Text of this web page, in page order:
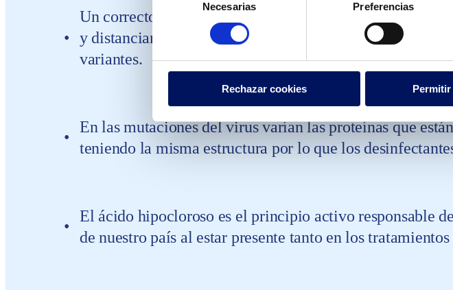
consentimiento
Necesarias Preferencias
Rechazar cookies
Un correcto tratamiento del agua y seguir las medidas
y distanciamiento para las personas garantiza que las
variantes.
En las mutaciones del virus varían las proteínas que
teniendo la misma estructura por lo que los
El ácido hipocloroso es el principio activo responsable
de nuestro país al estar presente tanto en los